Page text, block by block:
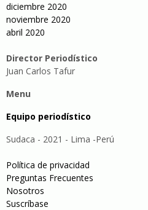
diciembre 2020
noviembre 2020
abril 2020
Director Periodístico
Juan Carlos Tafur
Menu
Equipo periodístico
Sudaca - 2021 - Lima -Perú
Política de privacidad
Preguntas Frecuentes
Nosotros
Suscríbase